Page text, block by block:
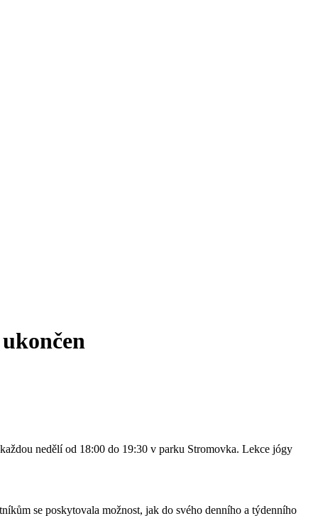
nedělí od 18:00 do 19:30 v parku Stromovka. Lekce jógy
se poskytovala možnost, jak do svého denního a týdenního